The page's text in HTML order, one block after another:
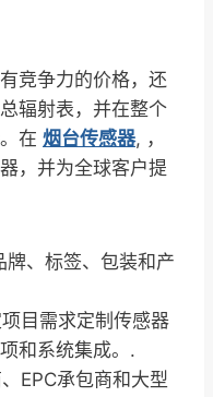
竞争力的价格，还
辐射表，并在整个
在 烟台传感器, ，
，并为全球客户提
牌、标签、包装和产
目需求定制传感器
和系统集成。.
EPC承包商和大型